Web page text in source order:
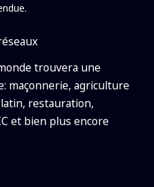
trouvera une
maçonnerie, agriculture
restauration,
et bien plus encore